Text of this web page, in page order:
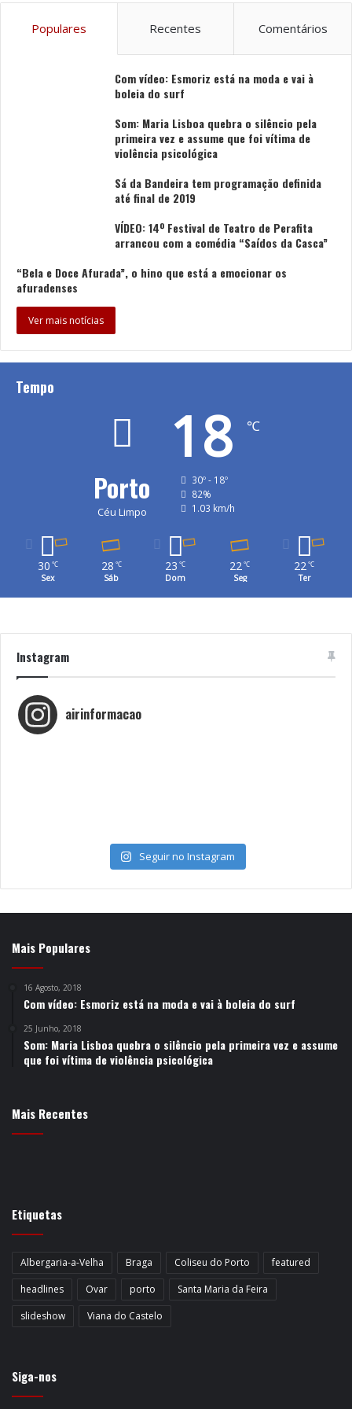
Populares Recentes Comentários
Com vídeo: Esmoriz está na moda e vai à
boleia do surf
Som: Maria Lisboa quebra o silêncio pela
primeira vez e assume que foi vítima de
violência psicológica
Sá da Bandeira tem programação definida
até final de 2019
VÍDEO: 14º Festival de Teatro de Perafita
arrancou com a comédia “Saídos da Casca”
“Bela e Doce Afurada”, o hino que está a emocionar os
afuradenses
Ver mais notícias
Tempo
Porto
Céu Limpo
18 ℃
30º - 18º
82%
1.03 km/h
30 ℃
Sex
28 ℃
Sáb
23 ℃
Dom
22℃
Seg
22℃
Ter
Instagram
airinformacao
Seguir no Instagram
Mais Populares
16 Agosto, 2018
Com vídeo: Esmoriz está na moda e vai à boleia do surf
25 Junho, 2018
Som: Maria Lisboa quebra o silêncio pela primeira vez e assume
que foi vítima de violência psicológica
Mais Recentes
Etiquetas
Albergaria-a-Velha Braga Coliseu do Porto
featured
headlines
Ovar porto
Santa Maria da Feira
slideshow
Viana do Castelo
Siga-nos